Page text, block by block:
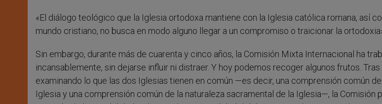
«El diálogo teológico que la Iglesia ortodoxa mantiene con la Iglesia católica romana, así
mundo cristiano, no busca en modo alguno llegar a un compromiso o traicionar la
Sin embargo, durante más de cuarenta y cinco años, la Comisión Mixta Internacional ha
incansablemente, sin dejarse influir ni distraer. Y hoy podemos recoger algunos frutos.
examinando lo que las dos Iglesias tienen en común —es decir, una comprensión común
Iglesia y una comprensión común de la naturaleza sacramental de la Iglesia—, la Comisión